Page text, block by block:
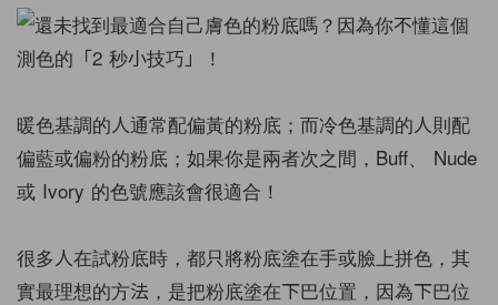
暖色基調的人通常配偏黃的粉底；而冷色基調的人則配
偏藍或偏粉的粉底；如果你是兩者次之間，Buff、 Nude
或 Ivory 的色號應該會很適合！
很多人在試粉底時，都只將粉底塗在手或臉上拼色，其
實最理想的方法，是把粉底塗在下巴位置，因為下巴位